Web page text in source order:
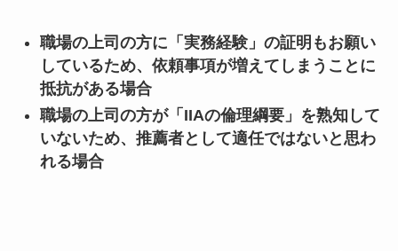
職場の上司の方に「実務経験」の証明もお願い
しているため、依頼事項が増えてしまうことに
抵抗がある場合
職場の上司の方が「IIAの倫理綱要」を熟知して
いないため、推薦者として適任ではないと思わ
れる場合